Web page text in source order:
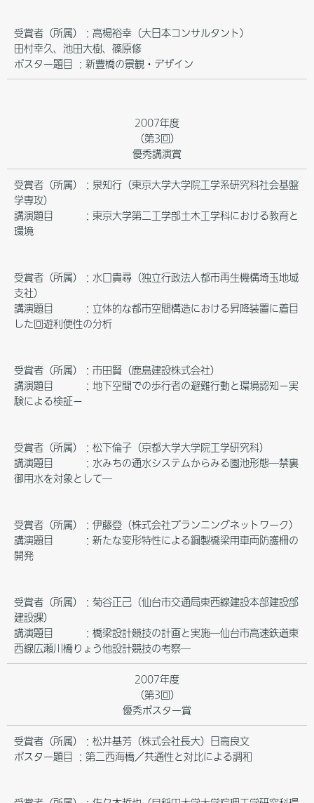
受賞者（所属）：高楊裕幸（大日本コンサルタント）
田村幸久、池田大樹、篠原修
ポスター題目 ：新豊橋の景観・デザイン
2007年度
（第3回）
優秀講演賞
受賞者（所属）：泉知行（東京大学大学院工学系研究科社会基盤
学専攻）
講演題目 ：東京大学第二工学部土木工学科における教育と
環境
受賞者（所属）：水口貴尋（独立行政法人都市再生機構埼玉地域
支社）
講演題目 ：立体的な都市空間構造における昇降装置に着目
した回遊利便性の分析
受賞者（所属）：市田賢（鹿島建設株式会社）
講演題目 ：地下空間での歩行者の避難行動と環境認知－実
験による検証－
受賞者（所属）：松下倫子（京都大学大学院工学研究科）
講演題目 ：水みちの通水システムからみる園池形態─禁裏
御用水を対象として─
受賞者（所属）：伊藤登（株式会社プランニングネットワーク）
講演題目 ：新たな変形特性による鋼製橋梁用車両防護柵の
開発
受賞者（所属）：菊谷正己（仙台市交通局東西線建設本部建設部
建設課）
講演題目 ：橋梁設計競技の計画と実施─仙台市高速鉄道東
西線広瀬川橋りょう他設計競技の考察─
2007年度
（第3回）
優秀ポスター賞
受賞者（所属）：松井基芳（株式会社長大）日高良文
ポスター題目 ：第二西海橋／共通性と対比による調和